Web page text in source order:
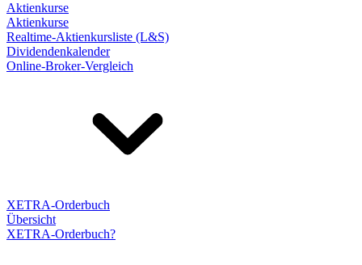
Aktienkurse
Aktienkurse
Realtime-Aktienkursliste (L&S)
Dividendenkalender
Online-Broker-Vergleich
XETRA-Orderbuch
Übersicht
XETRA-Orderbuch?